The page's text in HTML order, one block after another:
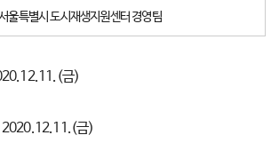
울특별시 도시재생지원센터 경영팀
금)
2020.12.11.(금)